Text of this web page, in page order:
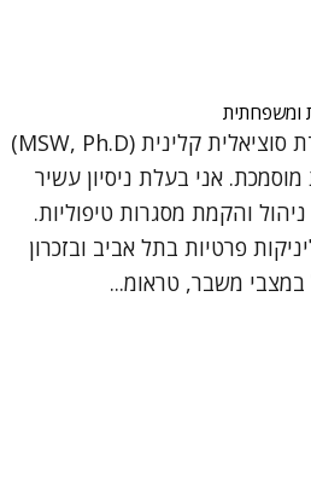
ומשפחתית
שמי ד"ר תלמה כהן, עובדת סוציאלית קלינית (MSW, Ph.D)
אני בעלת ניסיון עשיר
ניהול והקמת מסגרות טיפוליות.
פרטיות בתל אביב ובזכרון
משבר, טראומ...